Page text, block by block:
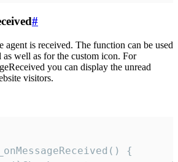
#
agent is received. The function can be used
well as for the custom icon. For
you can display the unread
visitors.
{